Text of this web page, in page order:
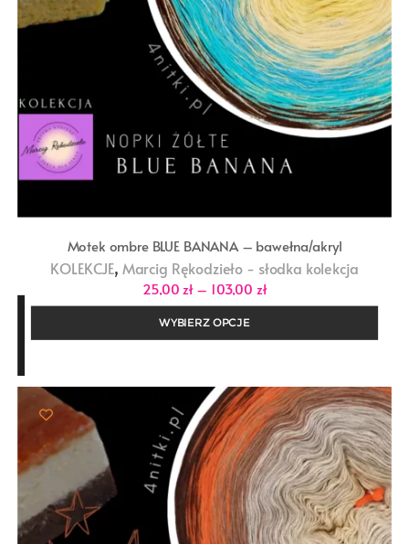
Motek ombre BLUE BANANA – bawełna/akryl
KOLEKCJE, Marcig Rękodzieło - słodka kolekcja
25,00 zł – 103,00 złZakres
cen:
do
WYBIERZ OPCJE